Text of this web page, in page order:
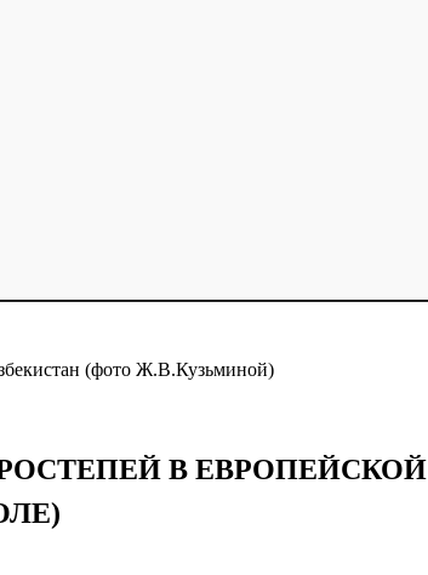
(фото Ж.В.Кузьминой)
В ЕВРОПЕЙСКОЙ